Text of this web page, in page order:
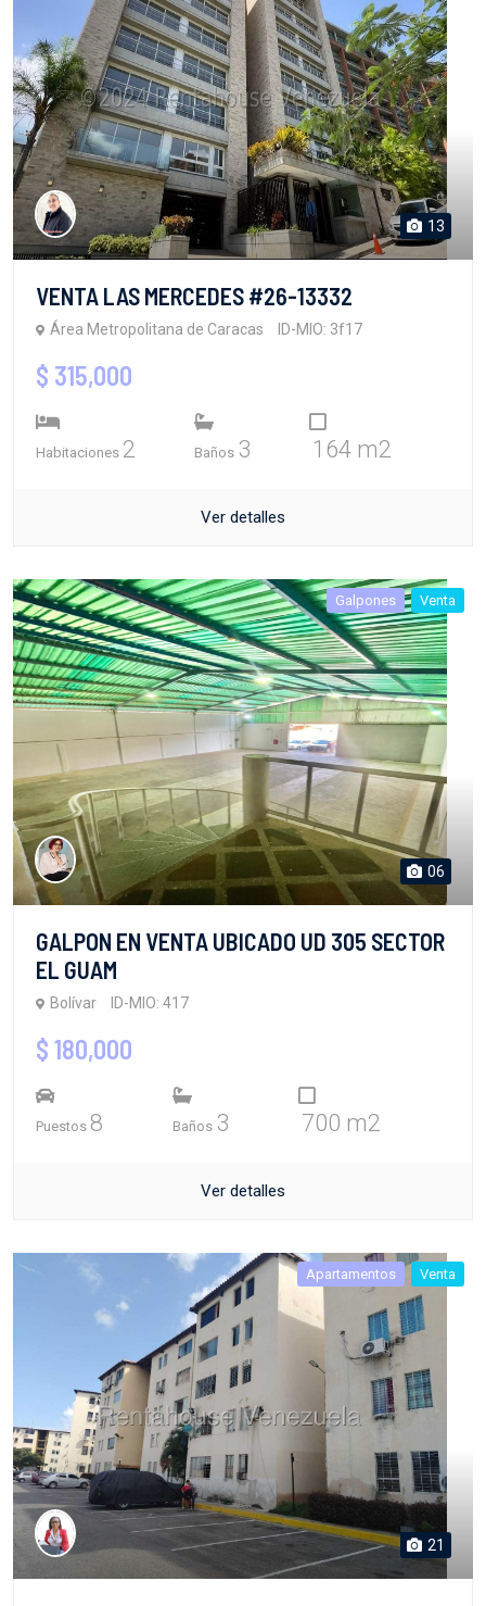
13
VENTA LAS MERCEDES #26-13332
Área Metropolitana de Caracas ID-MIO: 3f17
$ 315,000
Habitaciones 2 Baños 3 164 m2
Ver detalles
Galpones Venta
06
GALPON EN VENTA UBICADO UD 305 SECTOR
EL GUAM
Bolívar ID-MIO: 417
$ 180,000
Puestos 8 Baños 3 700 m2
Ver detalles
Apartamentos Venta
21